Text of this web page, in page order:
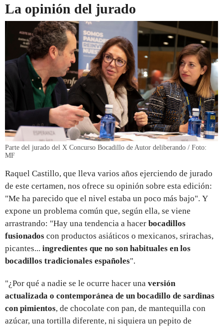
La opinión del jurado
Parte del jurado del X Concurso Bocadillo de Autor deliberando / Foto:
MF
Raquel Castillo, que lleva varios años ejerciendo de jurado
de este certamen, nos ofrece su opinión sobre esta edición:
"Me ha parecido que el nivel estaba un poco más bajo". Y
expone un problema común que, según ella, se viene
arrastrando: "Hay una tendencia a hacer bocadillos
fusionados con productos asiáticos o mexicanos, srirachas,
picantes... ingredientes que no son habituales en los
bocadillos tradicionales españoles".
"¿Por qué a nadie se le ocurre hacer una versión
actualizada o contemporánea de un bocadillo de sardinas
con pimientos, de chocolate con pan, de mantequilla con
azúcar, una tortilla diferente, ni siquiera un pepito de